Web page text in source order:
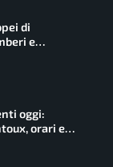
di
e
oggi:
orari e